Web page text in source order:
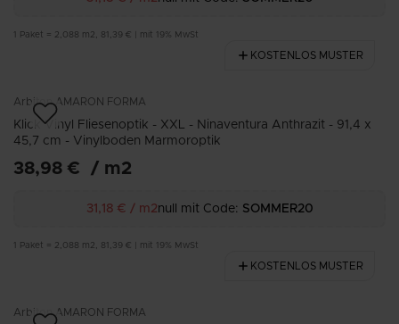
Paket = 2,088 m2 81,39 € mit 19% MwSt
KOSTENLOS MUSTER
Arbiton AMARON FORMA
Klick Vinyl Fliesenoptik - XXL - Ninaventura Anthrazit - 91,4 x
45,7 cm - Vinylboden Marmoroptik
38,98 € / m2
31,18 € / m2null mit Code: SOMMER20
Paket = 2,088 m2 81,39 € mit 19% MwSt
KOSTENLOS MUSTER
Arbiton AMARON FORMA